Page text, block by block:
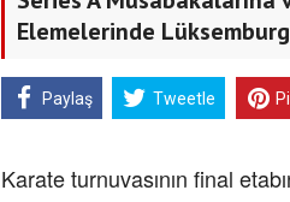
Elemelerinde
Paylaş Tweetle
Karate turnuvasının final